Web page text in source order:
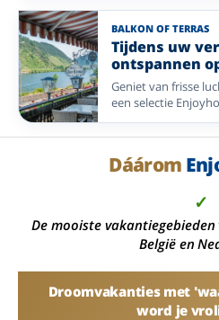
uitwaaien en
BALKON OF TERRAS
Tijdens uw
ontspannen
terras
Geniet van frisse
een selectie
terras in onder
Belgische kust, de
het
Dáárom
✓
De mooiste
België en
Droomvakanties met
word je